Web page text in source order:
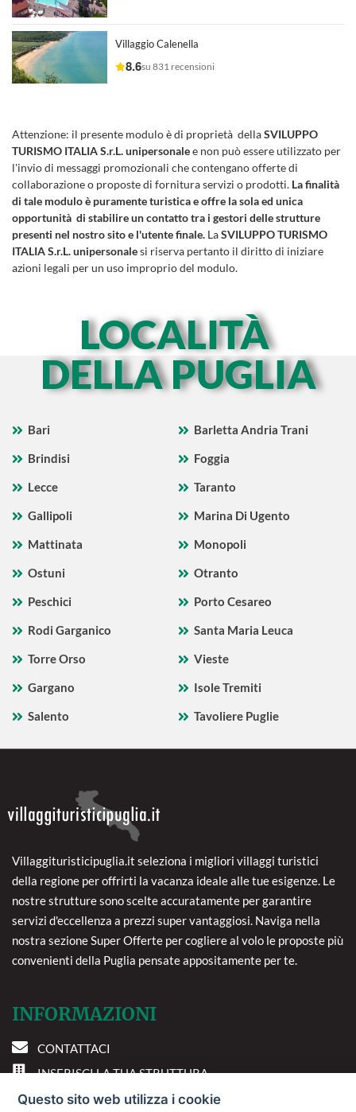
Villaggio Calenella
8.6su 831 recensioni
Attenzione: il presente modulo è di proprietà dellaSVILUPPO
TURISMO ITALIA S.r.L. unipersonalee non può essere utilizzato per
l'invio di messaggi promozionali che contengano offerte di
collaborazione o proposte di fornitura servizi o prodotti. La finalità
di tale modulo è puramente turistica e offre la sola ed unica
opportunità di stabilire un contatto tra i gestori delle strutture
presenti nel nostro sito e l'utente finale. LaSVILUPPO TURISMO
ITALIA S.r.L. unipersonalesi riserva pertanto il diritto di iniziare
azioni legali per un uso improprio del modulo.
LOCALITÀ
DELLA PUGLIA
Bari
Barletta Andria Trani
Brindisi
Foggia
Lecce
Taranto
Gallipoli
Marina Di Ugento
Mattinata
Monopoli
Ostuni
Otranto
Peschici
Porto Cesareo
Rodi Garganico
Santa Maria Leuca
Torre Orso
Vieste
Gargano
Isole Tremiti
Salento
Tavoliere Puglie
Villaggituristicipuglia.it seleziona i migliori villaggi turistici
della regione per offrirti la vacanza ideale alle tue esigenze. Le
nostre strutture sono scelte accuratamente per garantire
servizi d'eccellenza a prezzi super vantaggiosi. Naviga nella
nostra sezione Super Offerte per cogliere al volo le proposte più
convenienti della Puglia pensate appositamente per te.
INFORMAZIONI
CONTATTACI
INSERISCI LA TUA STRUTTURA
PREFERENZE COOKIE
Questo sito web utilizza i cookie